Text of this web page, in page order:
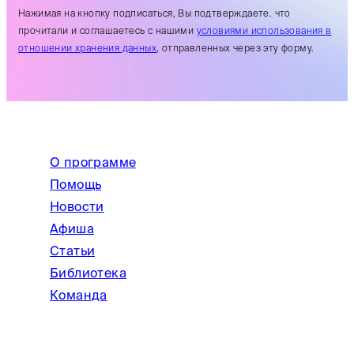
Нажимая на кнопку подписаться, Вы подтверждаете. что
прочитали и соглашаетесь с нашими условиями использования в
отношении хранения данных, отправленных через эту форму.
О программе
Помощь
Новости
Афиша
Статьи
Библиотека
Команда